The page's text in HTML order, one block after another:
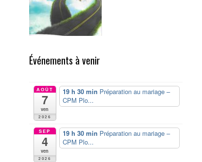
Événements à venir
AOÛT
7
ven
2026
19 h 30 min Préparation au mariage –
CPM Plo...
SEP
4
ven
2026
19 h 30 min Préparation au mariage –
CPM Plo...